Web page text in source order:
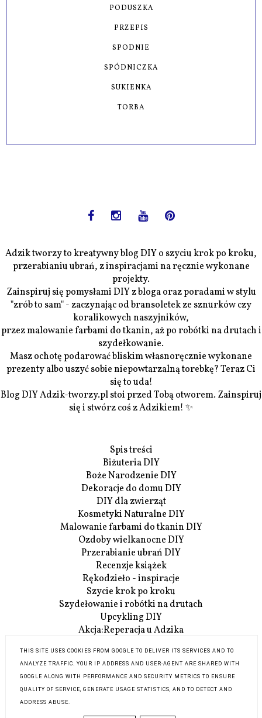
PODUSZKA
PRZEPIS
SPODNIE
SPÓDNICZKA
SUKIENKA
TORBA
Adzik tworzy to kreatywny blog DIY o szyciu krok po kroku,
przerabianiu ubrań, z inspiracjami na ręcznie wykonane
projekty.
Zainspiruj się pomysłami DIY z bloga oraz poradami w stylu
"zrób to sam" - zaczynając od bransoletek ze sznurków czy
koralikowych naszyjników,
przez malowanie farbami do tkanin, aż po robótki na drutach i
szydełkowanie.
Masz ochotę podarować bliskim własnoręcznie wykonane
prezenty albo uszyć sobie niepowtarzalną torebkę? Teraz Ci
się to uda!
Blog DIY Adzik-tworzy.pl stoi przed Tobą otworem. Zainspiruj
się i stwórz coś z Adzikiem! ✨
Spis treści
Biżuteria DIY
Boże Narodzenie DIY
Dekoracje do domu DIY
DIY dla zwierząt
Kosmetyki Naturalne DIY
Malowanie farbami do tkanin DIY
Ozdoby wielkanocne DIY
Przerabianie ubrań DIY
Recenzje książek
Rękodzieło - inspiracje
Szycie krok po kroku
Szydełowanie i robótki na drutach
Upcykling DIY
Akcja:Reperacja u Adzika
O mnie
Współpraca
Kontakt
THIS SITE USES COOKIES FROM GOOGLE TO DELIVER ITS SERVICES AND TO
ANALYZE TRAFFIC. YOUR IP ADDRESS AND USER-AGENT ARE SHARED WITH
GOOGLE ALONG WITH PERFORMANCE AND SECURITY METRICS TO ENSURE
QUALITY OF SERVICE, GENERATE USAGE STATISTICS, AND TO DETECT AND
ADDRESS ABUSE.